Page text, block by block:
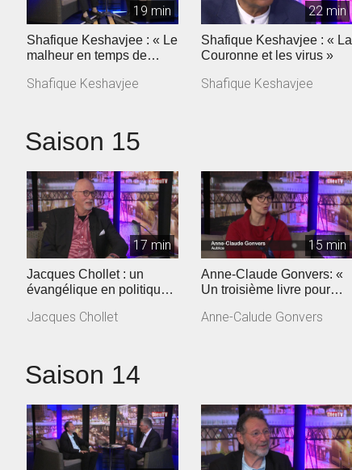
19 min
Shafique Keshavjee : « Le
malheur en temps de
Shafique Keshavjee
22 min
Shafique Keshavjee : « La
Couronne et les virus »
Shafique Keshavjee
Saison 15
17 min
Jacques Chollet : un
évangélique en politique
Jacques Chollet
15 min
Anne-Claude Gonvers: «
Un troisième livre pour
»
Anne-Calude Gonvers
Saison 14